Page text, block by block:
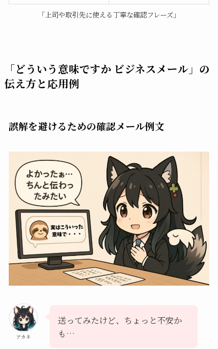
「上司や取引先に使える丁寧な確認フレーズ」
「どういう意味ですか ビジネスメール」の
伝え方と応用例
誤解を避けるための確認メール例文
アカネ
送ってみたけど、ちょっと不安か
も…